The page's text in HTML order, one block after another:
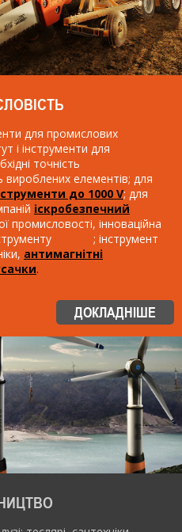
для промислових
і інструменти для
точність
вироблених елементів; для
до 1000 V; для
іскробезпечний
промисловості, інноваційна
; інструмент
антимагнітні
.
ДОКЛАДНІШЕ